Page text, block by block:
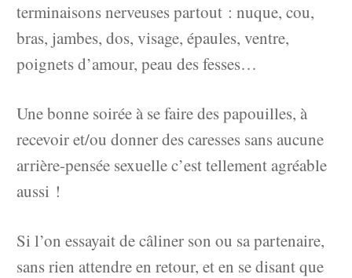
terminaisons nerveuses partout : nuque, cou,
bras, jambes, dos, visage, épaules, ventre,
poignets d’amour, peau des fesses…
Une bonne soirée à se faire des papouilles, à
recevoir et/ou donner des caresses sans aucune
arrière-pensée sexuelle c’est tellement agréable
aussi !
Si l’on essayait de câliner son ou sa partenaire,
sans rien attendre en retour, et en se disant que